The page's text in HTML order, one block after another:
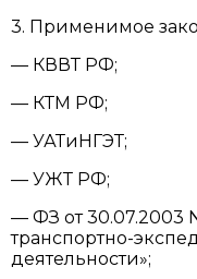
3. Применимое
— КВВТ РФ;
— КТМ РФ;
— УАТиНГЭТ;
— УЖТ РФ;
— ФЗ от 30.07.2003
транспортно-
деятельности»;